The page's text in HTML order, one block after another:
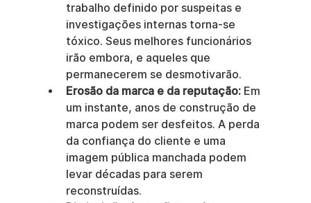
trabalho definido por suspeitas e
investigações internas torna-se
tóxico. Seus melhores funcionários
irão embora, e aqueles que
permanecerem se desmotivarão.
Erosão da marca e da reputação: Em
um instante, anos de construção de
marca podem ser desfeitos. A perda
da confiança do cliente e uma
imagem pública manchada podem
levar décadas para serem
reconstruídas.